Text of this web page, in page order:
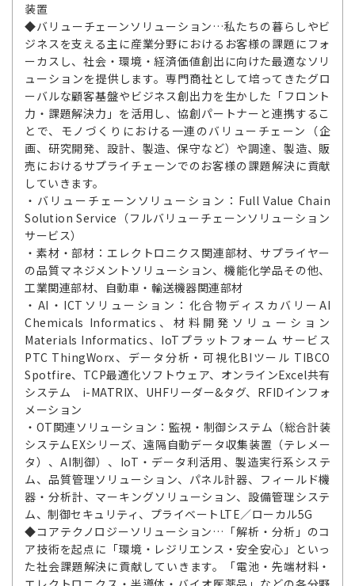
装置
◆バリューチェーンソリューション…私たちの暮らしやビ
ジネスを支える主に産業分野におけるお客様の課題にフォ
ーカスし、社会・環境・経済価値創出に向けた最適なソリ
ューションを提供します。専門商社として培ってきたグロ
ーバルな顧客基盤やビジネス創出力を生かした「フロント
力・課題解決力」を活用し、協創パートナーと連携するこ
とで、モノづくりにおける一連のバリューチェーン（企
画、研究開発、設計、製造、保守など）や調達、製造、販
売におけるサプライチェーンでのお客様の課題解決に貢献
していきます。
・バリューチェーンソリューション：Full Value Chain
Solution Service（フルバリューチェーンソリューション
サービス）
・素材・部材：エレクトロニクス関連部材、サプライヤー
の品質マネジメントソリューション、機能化学品その他、
工業関連部材、自動車・輸送機器関連部材
・AI・ICTソリューション：化合物ディスカバリーAI
Chemicals Informatics、材料開発ソリューション
Materials Informatics、IoTプラットフォーム サービス
PTC ThingWorx、データ分析・可視化BIツール TIBCO
Spotfire、TCP最適化ソフトウェア、オンラインExcel共有
システム i-MATRIX、UHFリーダー&タグ、RFIDインフォ
メーション
・OT関連ソリューション：監視・制御システム（総合計装
システムEXシリーズ、遠隔自動データ収集装置（テレメー
タ）、AI制御）、IoT・データ利活用、製造実行系システ
ム、品質管理ソリューション、パネル計器、フィールド機
器・分析計、マーキングソリューション、設備管理システ
ム、制御セキュリティ、プライベートLTE／ローカル5G
◆コアテクノロジーソリューション…「解析・分析」のコ
ア技術を起点に「環境・レジリエンス・安全安心」といっ
た社会課題解決に貢献していきます。「電池・先端材料・